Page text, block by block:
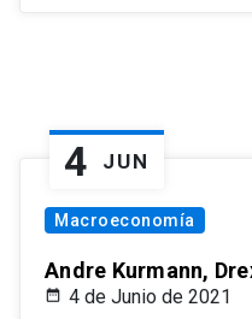
4 JUN
Macroeconomía
Andre Kurmann,
4 de Junio de 2021